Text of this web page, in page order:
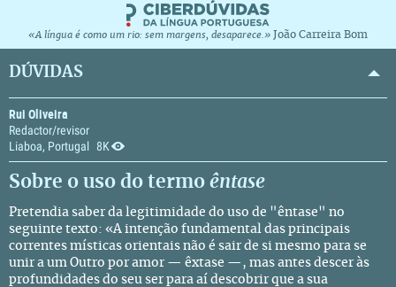
«A língua é como um rio: sem margens, desaparece.» João Carreira Bom
DÚVIDAS
Rui Oliveira
Redactor/revisor
Liaboa, Portugal
8K
Sobre o uso do termo êntase
Pretendia saber da legitimidade do uso de "êntase" no
seguinte texto: «A intenção fundamental das principais
correntes místicas orientais não é sair de si mesmo para se
unir a um Outro por amor — êxtase —, mas antes descer às
profundidades do seu ser para aí descobrir que a sua